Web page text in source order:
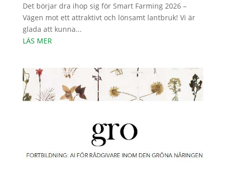
Det börjar dra ihop sig för Smart Farming 2026 –
Vägen mot ett attraktivt och lönsamt lantbruk! Vi är
glada att kunna...
LÄS MER